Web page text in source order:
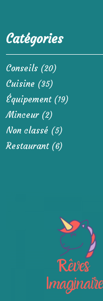
Catégories
Conseils (20)
Cuisine (35)
Équipement(19)
Minceur(2)
Non classé (5)
Restaurant(6)